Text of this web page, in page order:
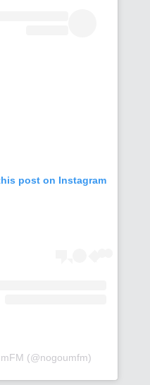
post on Instagram
(@nogoumfm)